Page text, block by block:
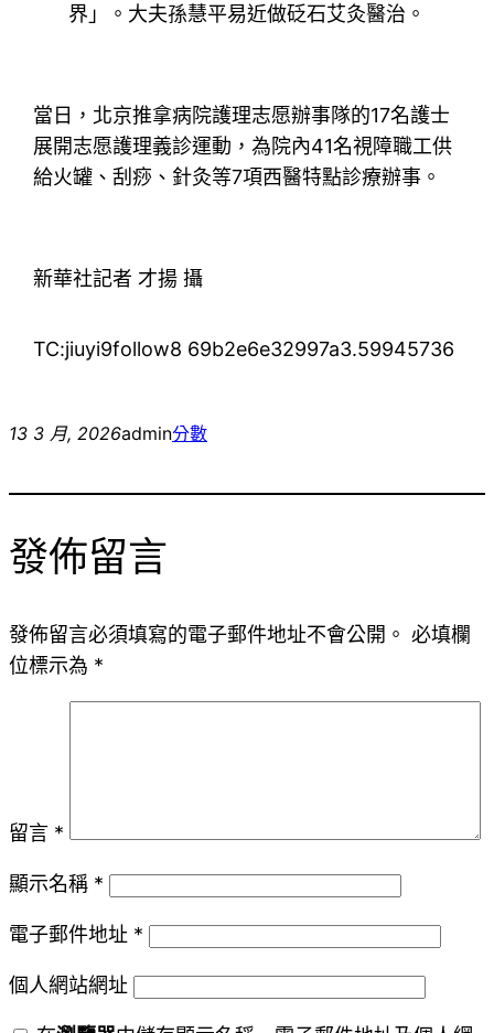
界」。大夫孫慧平易近做砭石艾灸醫治。
當日，北京推拿病院護理志愿辦事隊的17名護士
展開志愿護理義診運動，為院內41名視障職工供
給火罐、刮痧、針灸等7項西醫特點診療辦事。
新華社記者 才揚 攝
TC:jiuyi9follow8 69b2e6e32997a3.59945736
13 3 月, 2026admin分數
發佈留言
發佈留言必須填寫的電子郵件地址不會公開。 必填欄
位標示為 *
留言 *
顯示名稱 *
電子郵件地址 *
個人網站網址